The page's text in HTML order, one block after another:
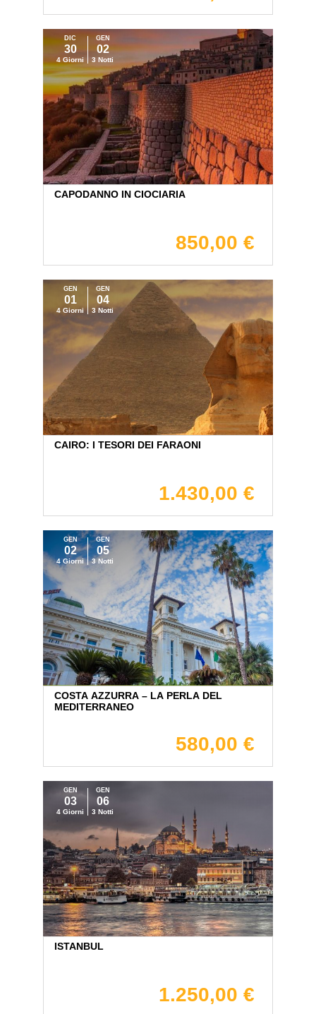
DIC
30
4 Giorni
GEN
02
3 Notti
CAPODANNO IN CIOCIARIA
850,00 €
GEN
01
4 Giorni
GEN
04
3 Notti
CAIRO: I TESORI DEI FARAONI
1.430,00 €
GEN
02
4 Giorni
GEN
05
3 Notti
COSTA AZZURRA – LA PERLA DEL
MEDITERRANEO
580,00 €
GEN
03
4 Giorni
GEN
06
3 Notti
ISTANBUL
1.250,00 €